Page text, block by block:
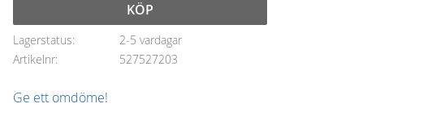
KÖP
Lagerstatus
2-5 vardagar
Artikelnr
527527203
Ge ett omdöme!